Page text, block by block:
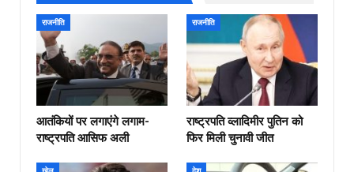
राजनीति
आतंकियों पर लगाएंगे लगाम-
राष्ट्रपति आसिफ अली
राजनीति
राष्ट्रपति व्लादिमीर पुतिन को
फिर मिली चुनावी जीत